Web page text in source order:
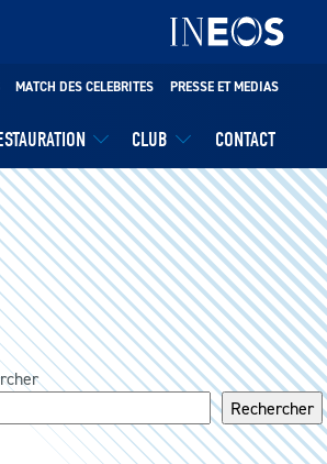
CLUB CONTACT
MATCH DES CELEBRITES PRESSE ET MEDIAS
Rechercher